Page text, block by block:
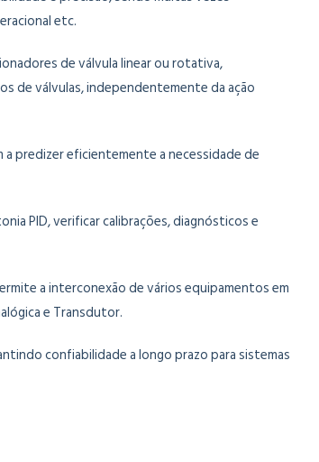
etc.
de válvula linear ou rotativa,
de válvulas, independentemente da ação
predizer eficientemente a necessidade de
PID, verificar calibrações, diagnósticos e
a interconexão de vários equipamentos em
e Transdutor.
confiabilidade a longo prazo para sistemas